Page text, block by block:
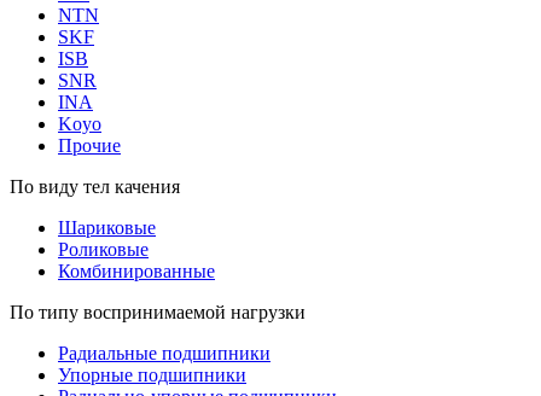
NTN
SKF
ISB
SNR
INA
Koyo
Прочие
По виду тел качения
Шариковые
Роликовые
Комбинированные
По типу воспринимаемой нагрузки
Радиальные подшипники
Упорные подшипники